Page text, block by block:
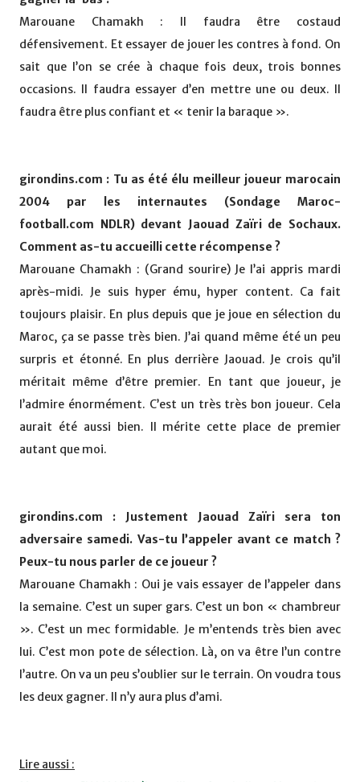
Marouane Chamakh : Il faudra être costaud
défensivement. Et essayer de jouer les contres à fond. On
sait que l’on se crée à chaque fois deux, trois bonnes
occasions. Il faudra essayer d’en mettre une ou deux. Il
faudra être plus confiant et « tenir la baraque ».
girondins.com : Tu as été élu meilleur joueur marocain
2004 par les internautes (Sondage Maroc-
football.com NDLR) devant Jaouad Zaïri de Sochaux.
Comment as-tu accueilli cette récompense ?
Marouane Chamakh : (Grand sourire) Je l’ai appris mardi
après-midi. Je suis hyper ému, hyper content. Ca fait
toujours plaisir. En plus depuis que je joue en sélection du
Maroc, ça se passe très bien. J’ai quand même été un peu
surpris et étonné. En plus derrière Jaouad. Je crois qu’il
méritait même d’être premier. En tant que joueur, je
l’admire énormément. C’est un très très bon joueur. Cela
aurait été aussi bien. Il mérite cette place de premier
autant que moi.
girondins.com : Justement Jaouad Zaïri sera ton
adversaire samedi. Vas-tu l’appeler avant ce match ?
Peux-tu nous parler de ce joueur ?
Marouane Chamakh : Oui je vais essayer de l’appeler dans
la semaine. C’est un super gars. C’est un bon « chambreur
». C’est un mec formidable. Je m’entends très bien avec
lui. C’est mon pote de sélection. Là, on va être l’un contre
l’autre. On va un peu s’oublier sur le terrain. On voudra tous
les deux gagner. Il n’y aura plus d’ami.
Lire aussi :